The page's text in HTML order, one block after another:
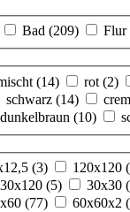
Bad (209) Flur
(14) rot (2)
schwarz (14)
dunkelbraun (10)
(3) 120x120
30x120 (5) 30x30
(77) 60x60x2